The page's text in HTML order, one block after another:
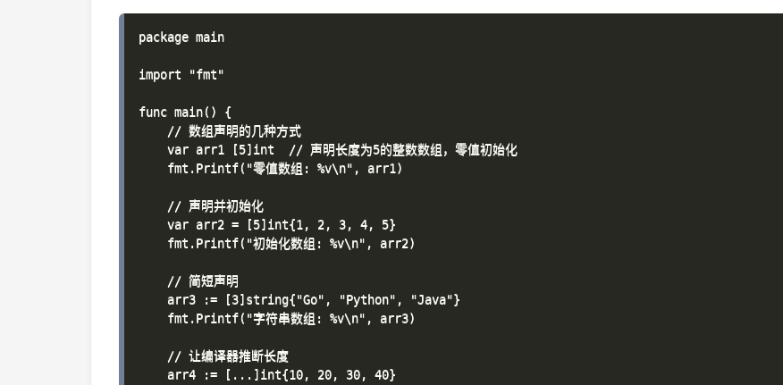
package main
import "fmt"
func main() {
    // 数组声明的几种方式
    var arr1 [5]int  // 声明长度为5的整数数组，零值初始化
    fmt.Printf("零值数组: %v\n", arr1)
    // 声明并初始化
    var arr2 = [5]int{1, 2, 3, 4, 5}
    fmt.Printf("初始化数组: %v\n", arr2)
    // 简短声明
    arr3 := [3]string{"Go", "Python", "Java"}
    fmt.Printf("字符串数组: %v\n", arr3)
    // 让编译器推断长度
    arr4 := [...]int{10, 20, 30, 40}